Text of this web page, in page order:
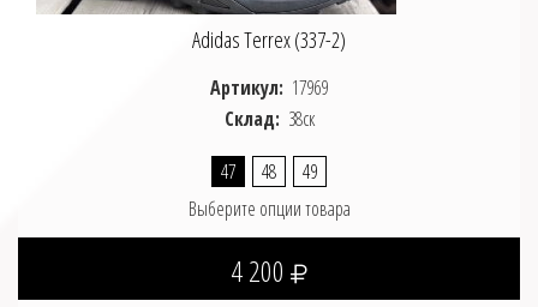
Adidas Terrex (337-2)
Артикул: 17969
Склад: 38ск
47 48
49
Выберите опции товара
4 200